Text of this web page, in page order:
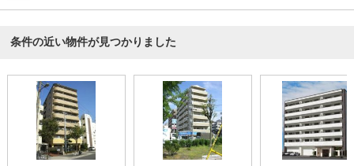
条件の近い物件が見つかりました